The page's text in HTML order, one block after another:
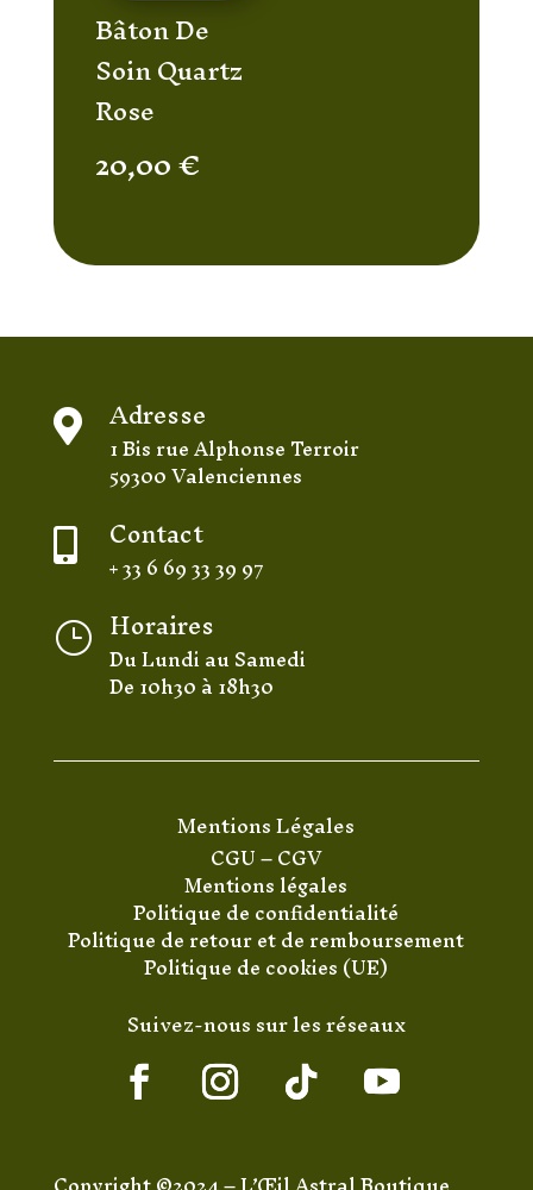
Bâton De
Soin Quartz
Rose
20,00€
 Adresse
1 Bis rue Alphonse Terroir
59300 Valenciennes
 Contact
+ 33 6 69 33 39 97
} Horaires
Du Lundi au Samedi
De 10h30 à 18h30
Mentions Légales
CGU–CGV
Mentions légales
Politique de confidentialité
Politique de retour et de remboursement
Politique de cookies (UE)
Suivez-nous sur les réseaux